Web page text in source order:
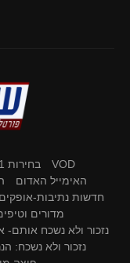
VOD בחירות 2021
האימייל האדום
חדשות נתיבות-אופקים
מדורים
נזכור ולא נשכח
נזכור ולא נשכח: